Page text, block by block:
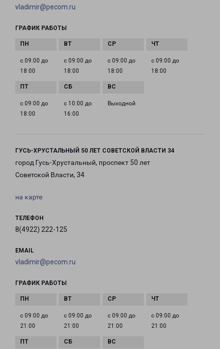
vladimir@pecom.ru
ГРАФИК РАБОТЫ
с 09:00 до
18:00
с 09:00 до
18:00
с 09:00 до
18:00
с 09:00 до
18:00
с 09:00 до
18:00
с 10:00 до
16:00
Выходной
ГУСЬ-ХРУСТАЛЬНЫЙ 50 ЛЕТ СОВЕТСКОЙ ВЛАСТИ 34
город Гусь-Хрустальный, проспект 50 лет
Советской Власти, 34
на карте
ТЕЛЕФОН
8(4922) 222-125
EMAIL
vladimir@pecom.ru
ГРАФИК РАБОТЫ
с 09:00 до
21:00
с 09:00 до
21:00
с 09:00 до
21:00
с 09:00 до
21:00